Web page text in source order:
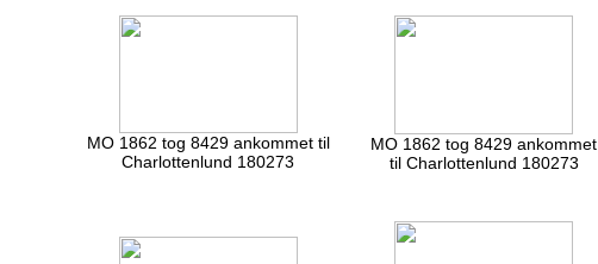
MO 1862 tog 8429 ankommet til
Charlottenlund 180273
MO 1862 tog 8429 ankommet
til Charlottenlund 180273